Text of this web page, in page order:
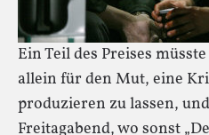
Ein Teil des Preises
allein für den Mut, eine
produzieren zu lassen,
Freitagabend, wo sonst